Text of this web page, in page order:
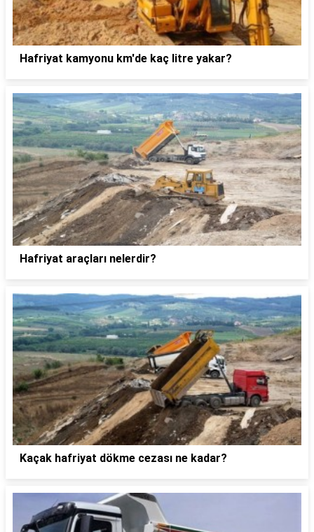
Hafriyat kamyonu km'de kaç litre yakar?
Hafriyat araçları nelerdir?
Kaçak hafriyat dökme cezası ne kadar?